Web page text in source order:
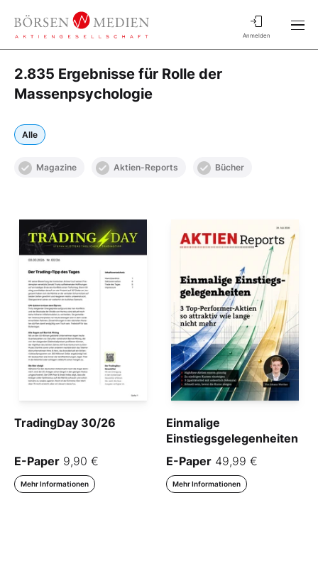
Anmelden
2.835 Ergebnisse für Rolle der
Massenpsychologie
Alle
Magazine Aktien-Reports Bücher
TradingDay 30/26
E-Paper 9,90 €
Mehr Informationen
Einmalige
Einstiegsgelegenheiten
E-Paper 49,99 €
Mehr Informationen